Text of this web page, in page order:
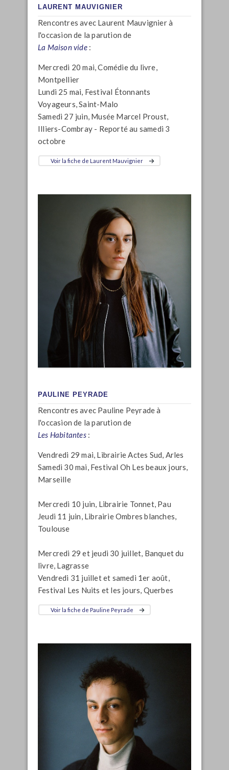
LAURENT MAUVIGNIER
Rencontres avec Laurent Mauvignier à
l'occasion de la parution de
La Maison vide:
Mercredi 20 mai, Comédie du livre,
Montpellier
Lundi 25 mai, Festival Étonnants
Voyageurs, Saint-Malo
Samedi 27 juin, Musée Marcel Proust,
Illiers-Combray - Reporté au samedi 3
octobre
Voir la fiche de Laurent Mauvignier
PAULINE PEYRADE
Rencontres avec Pauline Peyrade à
l'occasion de la parution de
Les Habitantes:
Vendredi 29 mai, Librairie Actes Sud, Arles
Samedi 30 mai, Festival Oh Les beaux jours,
Marseille
Mercredi 10 juin, Librairie Tonnet, Pau
Jeudi 11 juin, Librairie Ombres blanches,
Toulouse
Mercredi 29 et jeudi 30 juillet, Banquet du
livre, Lagrasse
Vendredi 31 juillet et samedi 1er août,
Festival Les Nuits et les jours, Querbes
Voir la fiche de Pauline Peyrade